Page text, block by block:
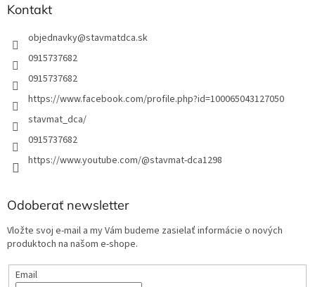
Kontakt
objednavky@stavmatdca.sk
0915737682
0915737682
https://www.facebook.com/profile.php?id=100065043127050
stavmat_dca/
0915737682
https://www.youtube.com/@stavmat-dca1298
Odoberať newsletter
Vložte svoj e-mail a my Vám budeme zasielať informácie o nových
produktoch na našom e-shope.
Email